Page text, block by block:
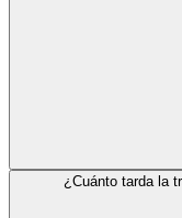
¿Cuánto tarda la